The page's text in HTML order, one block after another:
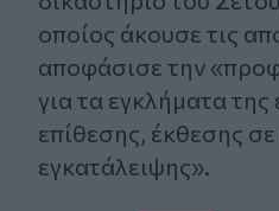
οποίος άκουσε τις
αποφάσισε την
για τα εγκλήματα της
επίθεσης, έκθεσης σε
εγκατάλειψης».